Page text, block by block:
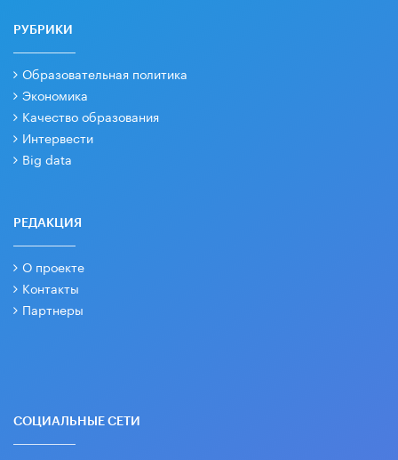
РУБРИКИ
Образовательная политика
Экономика
Качество образования
Интервести
Big data
РЕДАКЦИЯ
О проекте
Контакты
Партнеры
СОЦИАЛЬНЫЕ СЕТИ